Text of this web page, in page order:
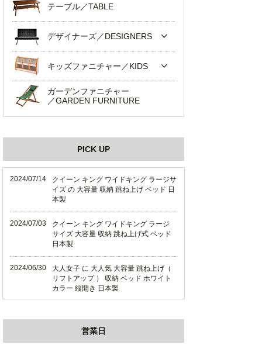
テーブル／TABLE
デザイナーズ／DESIGNERS
キッズファニチャー／KIDS
ガーデンファニチャー
／GARDEN FURNITURE
PICK UP
2024/07/14
クイーン キング ワイドキング ラージサ
イズ の 大容量 収納 跳ね上げ ベッド 日
本製
2024/07/03
クイーン キング ワイドキング ラージ
サイズ 大容量 収納 跳ね上げ式 ベッド
日本製
2024/06/30
大人女子 に 大人気 大容量 跳ね上げ（
リフトアップ ） 収納 ベッド ホワイト
カラー 縦開き 日本製
ワイトカラー 縦開き 日本製
営業日